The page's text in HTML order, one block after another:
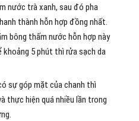
nước trà xanh, sau đó pha
thành hỗn hợp đồng nhất.
bông thấm nước hỗn hợp này
5 phút thì rửa sạch da
sự góp mặt của chanh thì
thực hiện quá nhiều lần trong